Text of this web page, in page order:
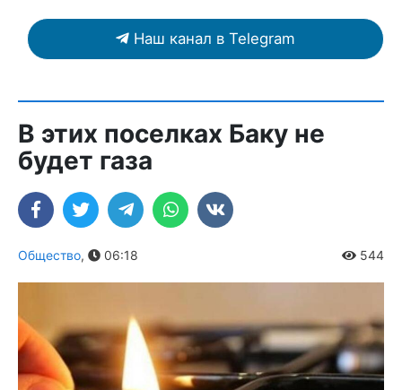
Наш канал в Telegram
В этих поселках Баку не
будет газа
Общество, 06:18 544